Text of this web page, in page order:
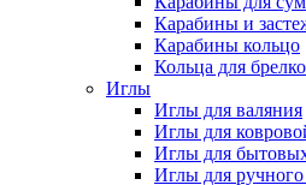
Карабины и
Карабины кольцо
Кольца для
Иглы
Иглы для валяния
Иглы для
Иглы для
Иглы для